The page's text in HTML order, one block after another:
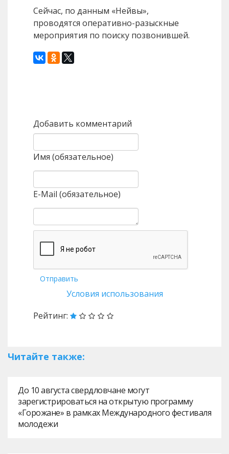
Сейчас, по данным «Нейвы»,
проводятся оперативно-разыскные
мероприятия по поиску позвонившей.
Добавить комментарий
Имя (обязательное)
E-Mail (обязательное)
Отправить
Условия использования
Рейтинг:
Читайте также:
До 10 августа свердловчане могут
зарегистрироваться на открытую программу
«Горожане» в рамках Международного фестиваля
молодежи